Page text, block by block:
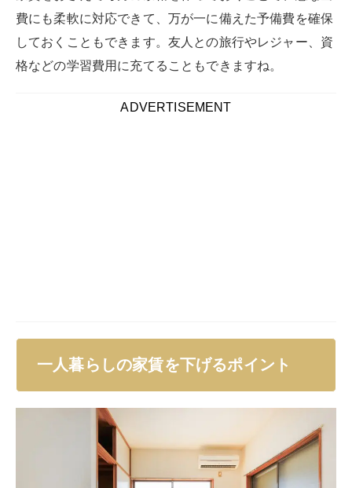
費にも柔軟に対応できて、万が一に備えた予備費を確保
しておくこともできます。友人との旅行やレジャー、資
格などの学習費用に充てることもできますね。
ADVERTISEMENT
一人暮らしの家賃を下げるポイント